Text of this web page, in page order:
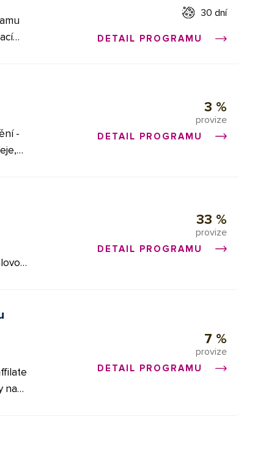
To
3
30 dní
DETAIL PROGRAMU
-
3 %
provize
DETAIL PROGRAMU
33 %
provize
DETAIL PROGRAMU
na
7 %
provize
DETAIL PROGRAMU